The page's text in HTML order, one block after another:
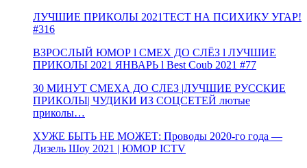
ЛУЧШИЕ ПРИКОЛЫ 2021ТЕСТ НА ПСИХИКУ УГАР!
#316
ВЗРОСЛЫЙ ЮМОР l СМЕХ ДО СЛЁЗ l ЛУЧШИЕ
ПРИКОЛЫ 2021 ЯНВАРЬ l Best Coub 2021 #77
30 МИНУТ СМЕХА ДО СЛЕЗ |ЛУЧШИЕ РУССКИЕ
ПРИКОЛЫ| ЧУДИКИ ИЗ СОЦСЕТЕЙ лютые
приколы…
ХУЖЕ БЫТЬ НЕ МОЖЕТ: Проводы 2020-го года —
Дизель Шоу 2021 | ЮМОР ICTV